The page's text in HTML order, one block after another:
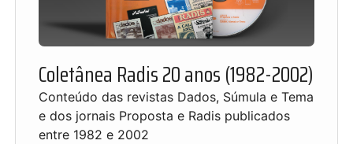
Coletânea Radis 20 anos (1982-2002)
Conteúdo das revistas Dados, Súmula e Tema
e dos jornais Proposta e Radis publicados
entre 1982 e 2002